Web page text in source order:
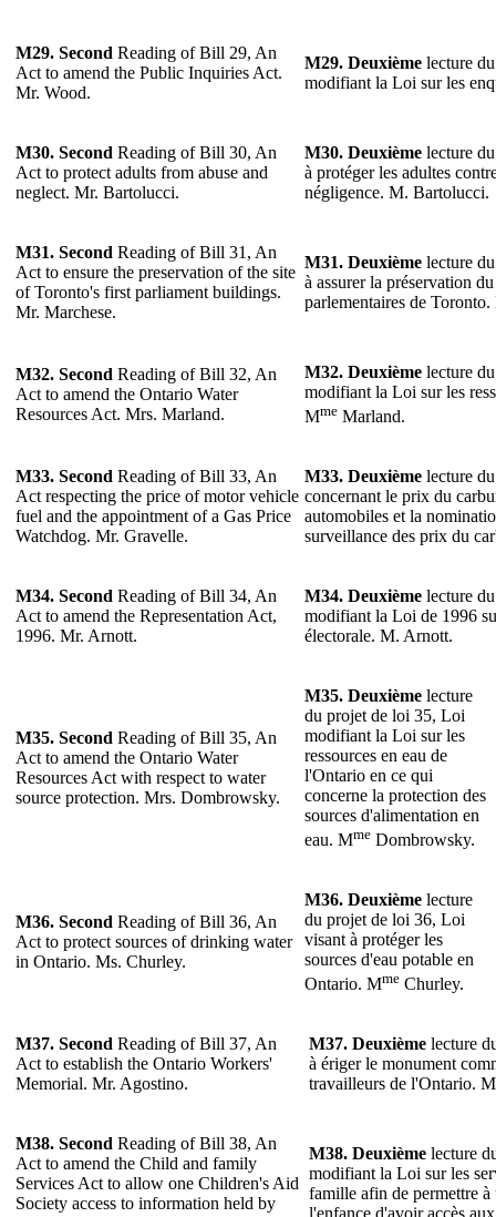
M29. Second Reading of Bill 29, An
Act to amend the Public Inquiries Act.
Mr. Wood.
M29. Deuxième lecture
modifiant la Loi sur les
M30. Second Reading of Bill 30, An
Act to protect adults from abuse and
neglect. Mr. Bartolucci.
M30. Deuxième lecture
à protéger les adultes
négligence. M. Bartolucci.
M31. Second Reading of Bill 31, An
Act to ensure the preservation of the site
of Toronto's first parliament buildings.
Mr. Marchese.
M31. Deuxième lecture
à assurer la préservation
parlementaires de
M32. Second Reading of Bill 32, An
Act to amend the Ontario Water
Resources Act. Mrs. Marland.
M32. Deuxième lecture
modifiant la Loi sur les
Mme Marland.
M33. Second Reading of Bill 33, An
Act respecting the price of motor vehicle
fuel and the appointment of a Gas Price
Watchdog. Mr. Gravelle.
M33. Deuxième lecture
concernant le prix du
automobiles et la
surveillance des prix du
M34. Second Reading of Bill 34, An
Act to amend the Representation Act,
1996. Mr. Arnott.
M34. Deuxième lecture
modifiant la Loi de 1996
électorale. M. Arnott.
M35. Second Reading of Bill 35, An
Act to amend the Ontario Water
Resources Act with respect to water
source protection. Mrs. Dombrowsky.
M35. Deuxième lecture
du projet de loi 35, Loi
modifiant la Loi sur les
ressources en eau de
l'Ontario en ce qui
concerne la protection des
sources d'alimentation en
eau. Mme Dombrowsky.
M36. Second Reading of Bill 36, An
Act to protect sources of drinking water
in Ontario. Ms. Churley.
M36. Deuxième lecture
du projet de loi 36, Loi
visant à protéger les
sources d'eau potable en
Ontario. Mme Churley.
M37. Second Reading of Bill 37, An
Act to establish the Ontario Workers'
Memorial. Mr. Agostino.
M37. Deuxième lecture
à ériger le monument
travailleurs de l'Ontario.
M38. Second Reading of Bill 38, An
Act to amend the Child and family
Services Act to allow one Children's Aid
Society access to information held by
M38. Deuxième lecture
modifiant la Loi sur les
famille afin de permettre à
l'enfance d'avoir accès